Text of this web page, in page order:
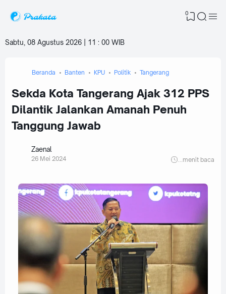
0
Sabtu, 08 Agustus 2026 | 11 : 00 WIB
Beranda Banten KPU Politik Tangerang
Sekda Kota Tangerang Ajak 312 PPS
Dilantik Jalankan Amanah Penuh
Tanggung Jawab
Zaenal
26 Mei 2024 menit baca